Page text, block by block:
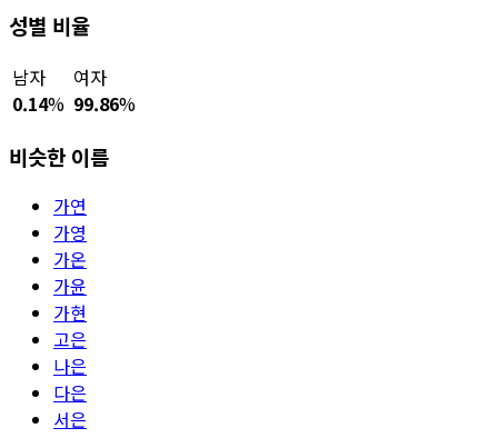
성별 비율
남자
0.14%
여자
99.86%
비슷한 이름
가연
가영
가온
가윤
가현
고은
나은
다은
서은